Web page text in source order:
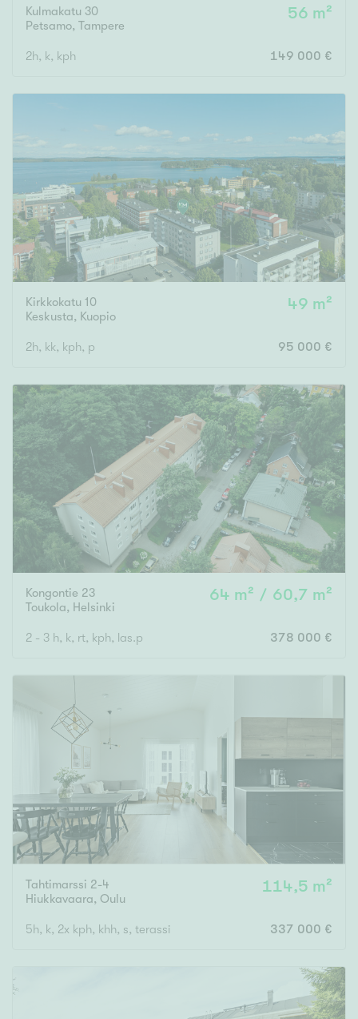
Kulmakatu 30
Petsamo, Tampere
56 m²
2h, k, kph 149 000 €
Kirkkokatu 10
Keskusta, Kuopio
49 m²
2h, kk, kph, p 95 000 €
Kongontie 23
Toukola, Helsinki
64 m² / 60,7 m²
2 - 3 h, k, rt, kph, las.p 378 000 €
Tahtimarssi 2-4
Hiukkavaara, Oulu
114,5 m²
5h, k, 2x kph, khh, s, terassi 337 000 €